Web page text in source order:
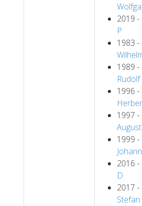
2019
P
1983
1989
Rudolf
1996
1997
August
1999
2016
D
2017
Stefan